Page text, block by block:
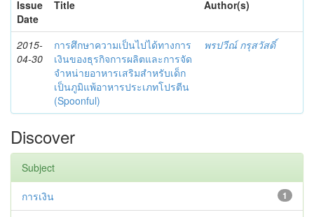
Issue
Date
Title Author(s)
2015-
04-30
การศึกษาความเป็นไปได้ทางการ
เงินของธุรกิจการผลิตและการจัด
จำหน่ายอาหารเสริมสำหรับเด็ก
เป็นภูมิแพ้อาหารประเภทโปรตีน
(Spoonful)
พรปวีณ์ กรุสวัสดิ์
Discover
Subject
1
การเงิน